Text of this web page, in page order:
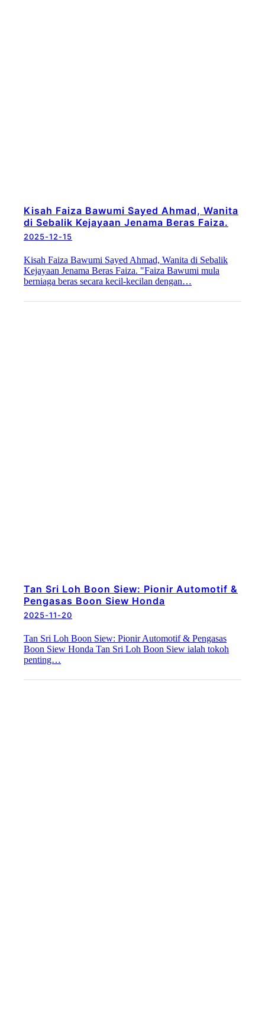
Kisah Faiza Bawumi Sayed Ahmad, Wanita
di Sebalik Kejayaan Jenama Beras Faiza.
2025-12-15
Kisah Faiza Bawumi Sayed Ahmad, Wanita di Sebalik
Kejayaan Jenama Beras Faiza. "Faiza Bawumi mula
berniaga beras secara kecil-kecilan dengan…
Tan Sri Loh Boon Siew: Pionir Automotif &
Pengasas Boon Siew Honda
2025-11-20
Tan Sri Loh Boon Siew: Pionir Automotif & Pengasas
Boon Siew Honda Tan Sri Loh Boon Siew ialah tokoh
penting…